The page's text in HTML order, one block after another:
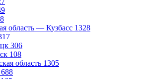
область — Кузбасс 1328
306
108
область 1305
688